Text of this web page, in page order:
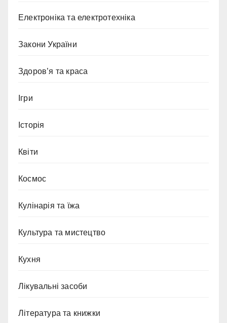
Електроніка та електротехніка
Закони України
Здоров’я та краса
Ігри
Історія
Квіти
Космос
Кулінарія та їжа
Культура та мистецтво
Кухня
Лікувальні засоби
Література та книжки